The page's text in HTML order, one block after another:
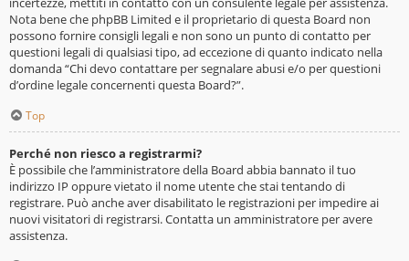
Nota bene che phpBB Limited e il proprietario di questa Board non
possono fornire consigli legali e non sono un punto di contatto per
questioni legali di qualsiasi tipo, ad eccezione di quanto indicato nella
domanda “Chi devo contattare per segnalare abusi e/o per questioni
d’ordine legale concernenti questa Board?”.
Top
Perché non riesco a registrarmi?
È possibile che l’amministratore della Board abbia bannato il tuo
indirizzo IP oppure vietato il nome utente che stai tentando di
registrare. Può anche aver disabilitato le registrazioni per impedire ai
nuovi visitatori di registrarsi. Contatta un amministratore per avere
assistenza.